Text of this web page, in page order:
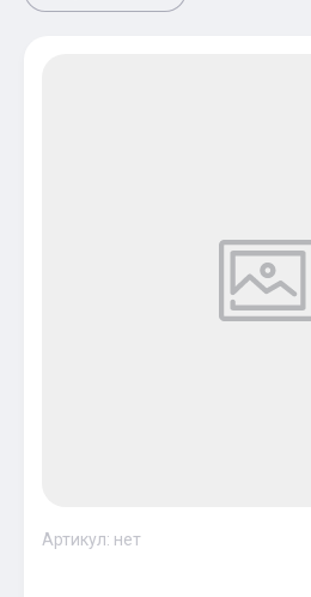
Артикул: нет